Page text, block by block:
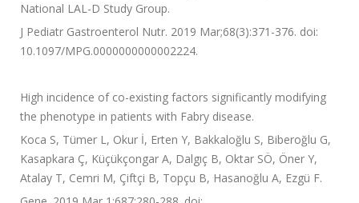
National LAL-D Study Group.
J Pediatr Gastroenterol Nutr. 2019 Mar;68(3):371-376. doi:
10.1097/MPG.0000000000002224.
High incidence of co-existing factors significantly modifying
the phenotype in patients with Fabry disease.
Koca S, Tümer L, Okur İ, Erten Y, Bakkaloğlu S, Biberoğlu G,
Kasapkara Ç, Küçükçongar A, Dalgıç B, Oktar SÖ, Öner Y,
Atalay T, Cemri M, Çiftçi B, Topçu B, Hasanoğlu A, Ezgü F.